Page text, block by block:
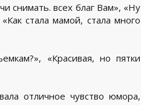
снимать. всех благ Вам», «Ну
стала мамой, стала много
«Красивая, но пятки
отличное чувство юмора,